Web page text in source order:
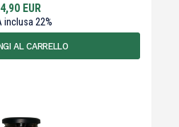
4,90 EUR
inclusa22%
AL CARRELLO